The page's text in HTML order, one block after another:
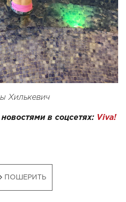
Хилькевич
в соцсетях: Viva!
ПОШЕРИТЬ